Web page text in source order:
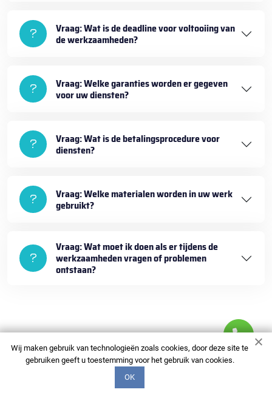
Vraag: Wat is de deadline voor voltooiing van
de werkzaamheden?
Vraag: Welke garanties worden er gegeven
voor uw diensten?
Vraag: Wat is de betalingsprocedure voor
diensten?
Vraag: Welke materialen worden in uw werk
gebruikt?
Vraag: Wat moet ik doen als er tijdens de
werkzaamheden vragen of problemen
ontstaan?
+3197006520575
Wij maken gebruik van technologieën zoals cookies, door deze site te
gebruiken geeft u toestemming voor het gebruik van cookies.
OK